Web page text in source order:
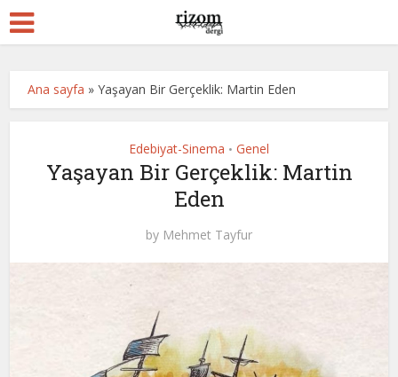
Ana sayfa »Yaşayan Bir Gerçeklik: Martin Eden
Edebiyat-Sinema • Genel
Yaşayan Bir Gerçeklik: Martin
Eden
by Mehmet Tayfur